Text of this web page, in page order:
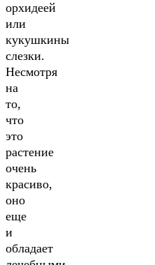
орхидеей
или
кукушкины
слезки.
Несмотря
на
то,
что
это
растение
очень
красиво,
оно
еще
и
обладает